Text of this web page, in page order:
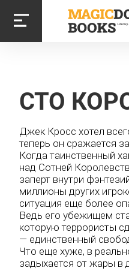
основному
содержанию
СТО
Джек Кросс хотел
теперь он сражается
Когда таинственный
над Сотней
заперт внутри
миллионы других
ситуация еще более
Ведь его убежищем
которую террористы
— единственный
Что еще хуже, в
задыхается от жары в